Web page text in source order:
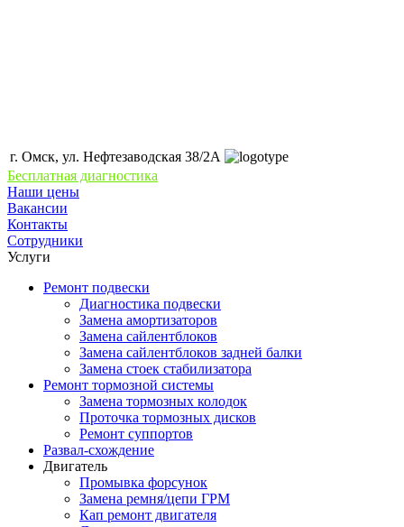
г. Омск, ул. Нефтезаводская 38/2А
Бесплатная диагностика
Наши цены
Вакансии
Контакты
Сотрудники
Услуги
Ремонт подвески
Диагностика подвески
Замена амортизаторов
Замена сайлентблоков
Замена сайлентблоков задней балки
Замена стоек стабилизатора
Ремонт тормозной системы
Замена тормозных колодок
Проточка тормозных дисков
Ремонт суппортов
Развал-схождение
Двигатель
Промывка форсунок
Замена ремня/цепи ГРМ
Кап ремонт двигателя